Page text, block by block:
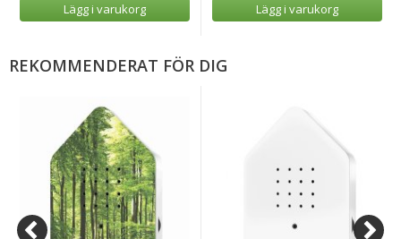
Lägg i varukorg Lägg i varukorg
REKOMMENDERAT FÖR DIG